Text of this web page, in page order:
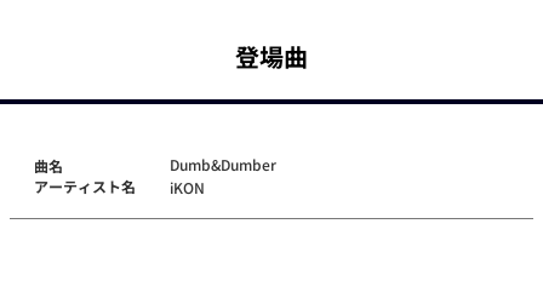
登場曲
曲名
アーティスト名
Dumb&Dumber
iKON